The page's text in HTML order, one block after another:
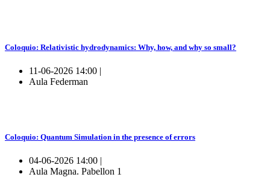
Coloquio: Relativistic hydrodynamics: Why, how, and why so small?
11-06-2026 14:00 |
Aula Federman
Coloquio: Quantum Simulation in the presence of errors
04-06-2026 14:00 |
Aula Magna. Pabellon 1